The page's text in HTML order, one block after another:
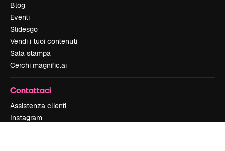
Blog
Eventi
Slidesgo
Vendi i tuoi contenuti
Sala stampa
Cerchi magnific.ai
Contattaci
Assistenza clienti
Instagram